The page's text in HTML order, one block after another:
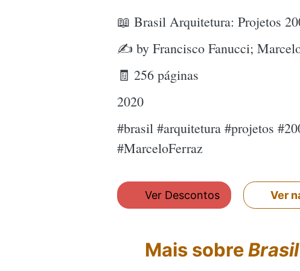
📖 Brasil Arquitetura: Projetos
✍ by Francisco Fanucci;
🧾 256 páginas
2020
#brasil #arquitetura #projetos
#MarceloFerraz
Ver Descontos Ver
Mais sobre